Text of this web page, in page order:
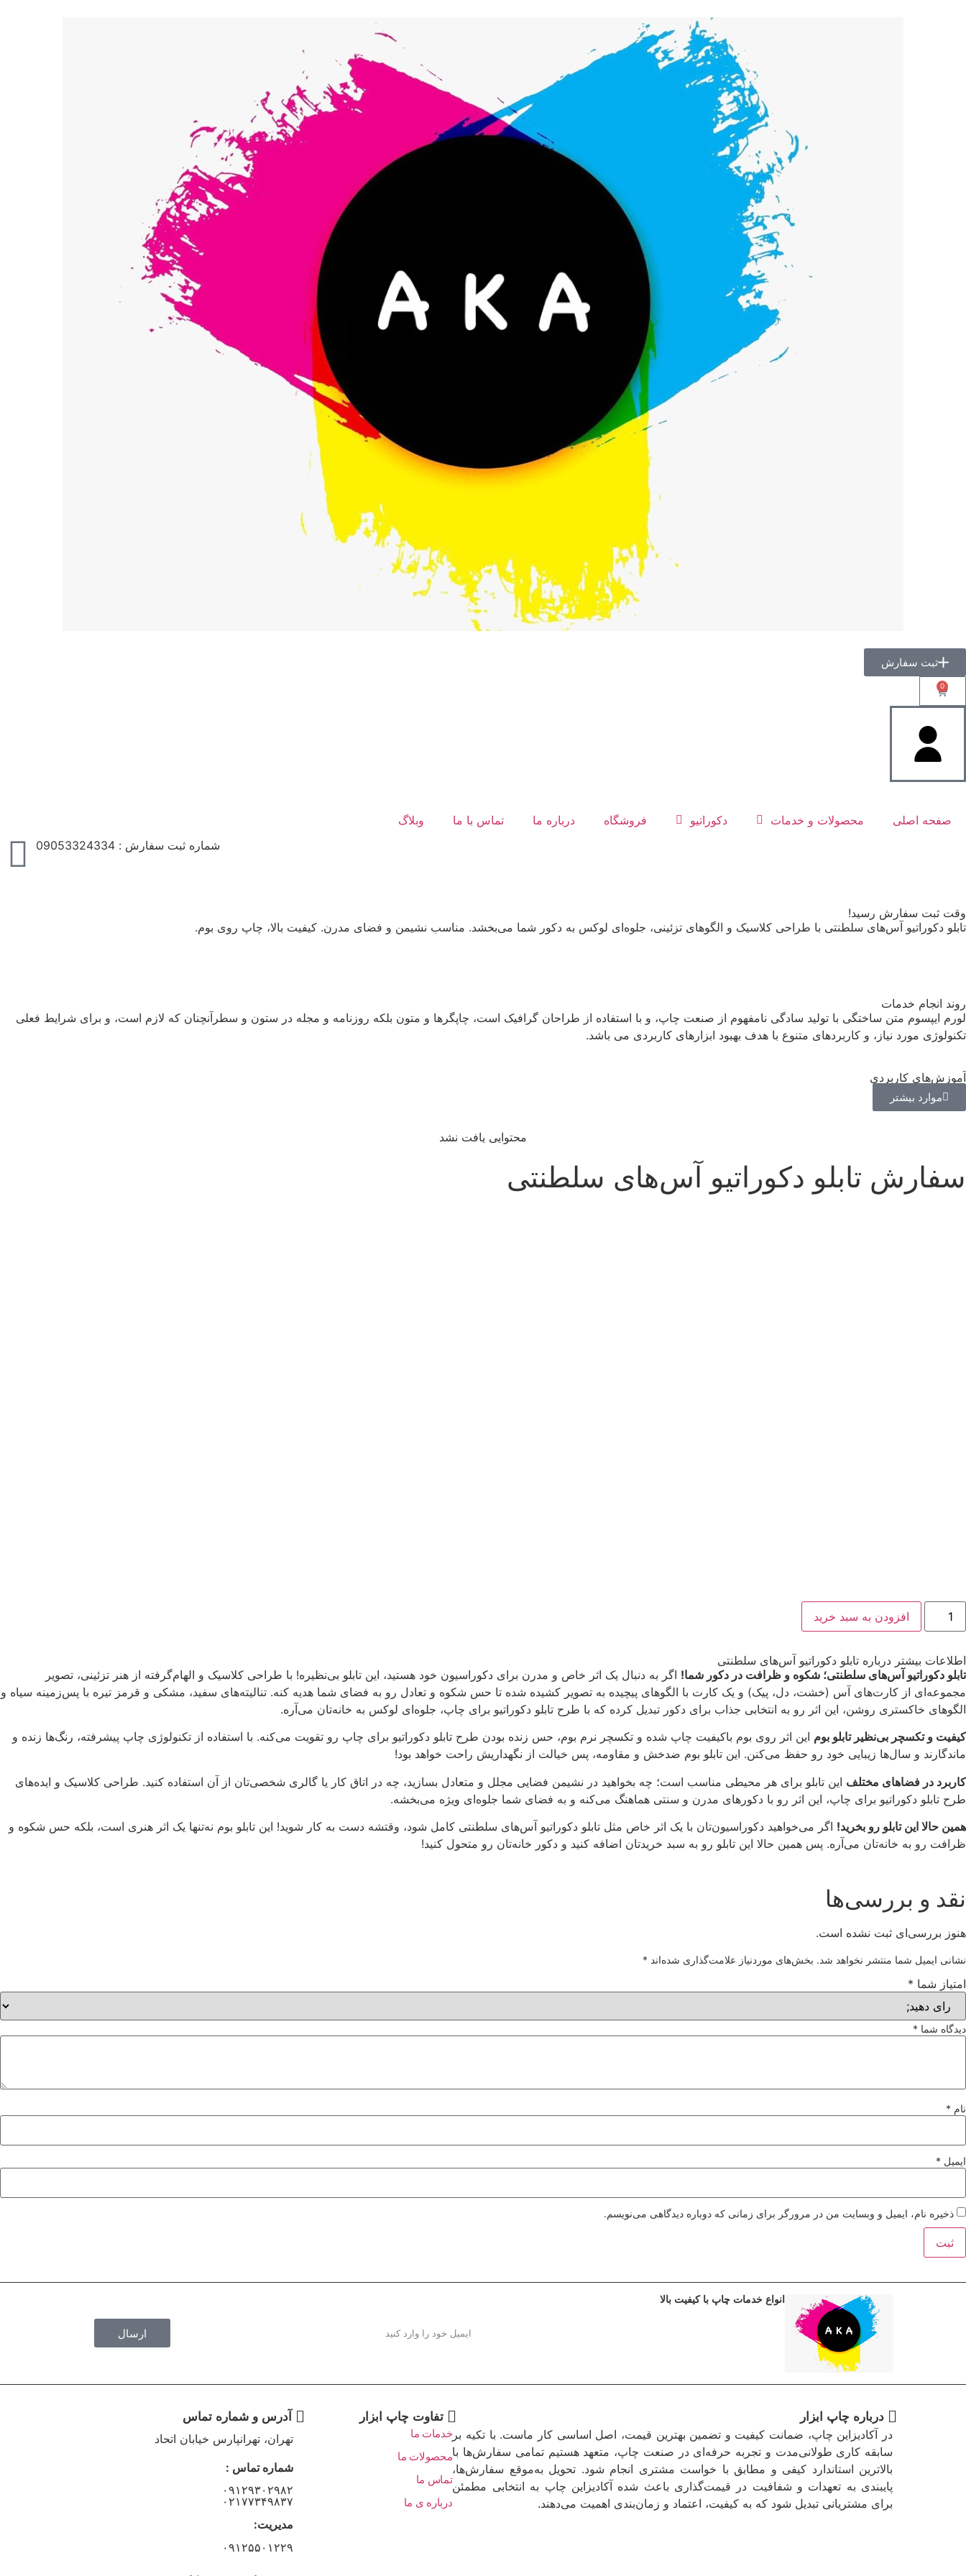
ثبت سفارش
0
صفحه اصلی محصولات و خدمات دکوراتیو فروشگاه درباره ما تماس با ما
وبلاگ
شماره ثبت سفارش : 09053324334
وقت ثبت سفارش رسید!
تابلو دکوراتیو آس‌های سلطنتی با طراحی کلاسیک و الگوهای تزئینی، جلوه‌ای لوکس به دکور شما می‌بخشد. مناسب نشیمن و فضای مدرن. کیفیت بالا، چاپ روی بوم.
روند انجام خدمات
لورم ایپسوم متن ساختگی با تولید سادگی نامفهوم از صنعت چاپ، و با استفاده از طراحان گرافیک است، چاپگرها و متون بلکه روزنامه و مجله در ستون و سطرآنچنان که لازم است، و برای شرایط فعلی
تکنولوژی مورد نیاز، و کاربردهای متنوع با هدف بهبود ابزارهای کاربردی می باشد.
آموزش‌های کاربردی
موارد بیشتر
محتوایی یافت نشد
سفارش تابلو دکوراتیو آس‌های سلطنتی
افزودن به سبد خرید
اطلاعات بیشتر درباره تابلو دکوراتیو آس‌های سلطنتی
تابلو دکوراتیو آس‌های سلطنتی؛ شکوه و ظرافت در دکور شما! اگر به دنبال یک اثر خاص و مدرن برای دکوراسیون خود هستید، این تابلو بی‌نظیره! با طراحی کلاسیک و الهام‌گرفته از هنر تزئینی، تصویر
مجموعه‌ای از کارت‌های آس (خشت، دل، پیک) و یک کارت با الگوهای پیچیده به تصویر کشیده شده تا حس شکوه و تعادل رو به فضای شما هدیه کنه. تنالیته‌های سفید، مشکی و قرمز تیره با پس‌زمینه سیاه و
الگوهای خاکستری روشن، این اثر رو به انتخابی جذاب برای دکور تبدیل کرده که با طرح تابلو دکوراتیو برای چاپ، جلوه‌ای لوکس به خانه‌تان می‌آره.
کیفیت و تکسچر بی‌نظیر تابلو بوم این اثر روی بوم باکیفیت چاپ شده و تکسچر نرم بوم، حس زنده بودن طرح تابلو دکوراتیو برای چاپ رو تقویت می‌کنه. با استفاده از تکنولوژی چاپ پیشرفته، رنگ‌ها زنده و
ماندگارند و سال‌ها زیبایی خود رو حفظ می‌کنن. این تابلو بوم ضدخش و مقاومه، پس خیالت از نگهداریش راحت خواهد بود!
کاربرد در فضاهای مختلف این تابلو برای هر محیطی مناسب است؛ چه بخواهید در نشیمن فضایی مجلل و متعادل بسازید، چه در اتاق کار یا گالری شخصی‌تان از آن استفاده کنید. طراحی کلاسیک و ایده‌های
طرح تابلو دکوراتیو برای چاپ، این اثر رو با دکورهای مدرن و سنتی هماهنگ می‌کنه و به فضای شما جلوه‌ای ویژه می‌بخشه.
همین حالا این تابلو رو بخرید! اگر می‌خواهید دکوراسیون‌تان با یک اثر خاص مثل تابلو دکوراتیو آس‌های سلطنتی کامل شود، وقتشه دست به کار شوید! این تابلو بوم نه‌تنها یک اثر هنری است، بلکه حس شکوه و
ظرافت رو به خانه‌تان می‌آره. پس همین حالا این تابلو رو به سبد خریدتان اضافه کنید و دکور خانه‌تان رو متحول کنید!
نقد و بررسی‌ها
هنوز بررسی‌ای ثبت نشده است.
نشانی ایمیل شما منتشر نخواهد شد. بخش‌های موردنیاز علامت‌گذاری شده‌اند *
امتیاز شما *
دیدگاه شما *
نام *
ایمیل *
ذخیره نام، ایمیل و وبسایت من در مرورگر برای زمانی که دوباره دیدگاهی می‌نویسم.
انواع خدمات چاپ با کیفیت بالا
ارسال
درباره چاپ ابزار
در آکادیزاین چاپ، ضمانت کیفیت و تضمین بهترین قیمت، اصل اساسی کار ماست. با تکیه بر
سابقه کاری طولانی‌مدت و تجربه حرفه‌ای در صنعت چاپ، متعهد هستیم تمامی سفارش‌ها با
بالاترین استاندارد کیفی و مطابق با خواست مشتری انجام شود. تحویل به‌موقع سفارش‌ها،
پایبندی به تعهدات و شفافیت در قیمت‌گذاری باعث شده آکادیزاین چاپ به انتخابی مطمئن
برای مشتریانی تبدیل شود که به کیفیت، اعتماد و زمان‌بندی اهمیت می‌دهند.
تفاوت چاپ ابزار
خدمات ما
محصولات ما
تماس ما
درباره ی ما
آدرس و شماره تماس
تهران، تهرانپارس خیابان اتحاد
شماره تماس :
۰۹۱۲۹۳۰۲۹۸۲
۰۲۱۷۷۳۴۹۸۳۷
مدیریت:
۰۹۱۲۵۵۰۱۲۲۹